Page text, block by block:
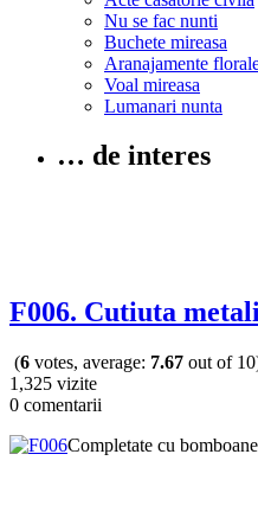
Nu se fac nunti
Buchete mireasa
Aranajamente
Voal mireasa
Lumanari nunta
… de interes
F006. Cutiuta
(6 votes, average: 7.67 out of
1,325 vizite
0 comentarii
Completate cu